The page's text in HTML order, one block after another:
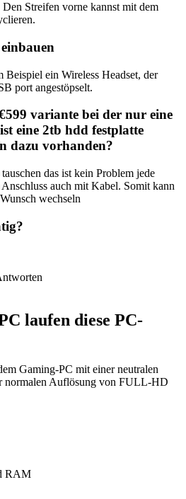
Streifen vorne kannst mit dem
ein Wireless Headset, der
port angestöpselt.
variante bei der nur eine
eine 2tb hdd festplatte
dazu vorhanden?
das ist kein Problem jede
auch mit Kabel. Somit kann
wechseln
laufen diese PC-
Gaming-PC mit einer neutralen
normalen Auflösung von FULL-HD
RAM